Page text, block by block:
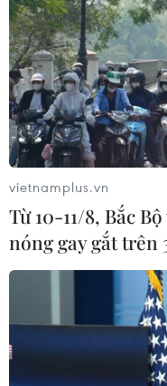
vietnamplus.vn
Từ 10-11/8, Bắc
nóng gay gắt trên